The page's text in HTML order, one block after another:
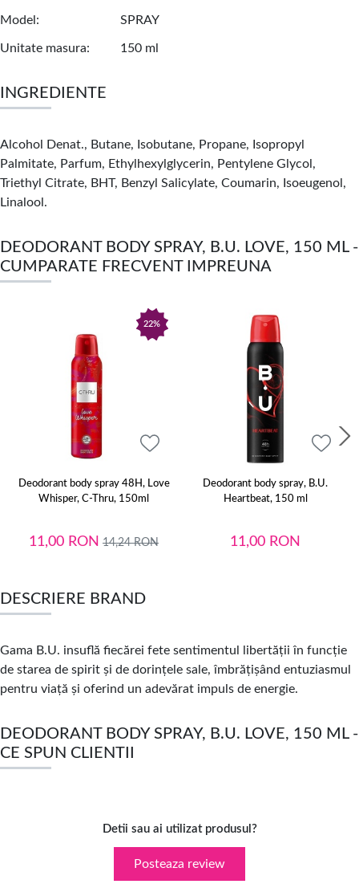
Model SPRAY
Unitate masura 150 ml
INGREDIENTE
Alcohol Denat., Butane, Isobutane, Propane, Isopropyl
Palmitate, Parfum, Ethylhexylglycerin, Pentylene Glycol,
Triethyl Citrate, BHT, Benzyl Salicylate, Coumarin, Isoeugenol,
Linalool.
DEODORANT BODY SPRAY, B.U. LOVE, 150 ML -
CUMPARATE FRECVENT IMPREUNA
22%
Deodorant body spray 48H, Love
Whisper, C-Thru, 150ml
11,00 RON 14,24RON
Deodorant body spray, B.U.
Heartbeat, 150 ml
11,00 RON
DESCRIERE BRAND
Gama B.U. insuflă fiecărei fete sentimentul libertăţii în funcţie
de starea de spirit şi de dorinţele sale, îmbrăţişând entuziasmul
pentru viaţă şi oferind un adevărat impuls de energie.
DEODORANT BODY SPRAY, B.U. LOVE, 150 ML -
CE SPUN CLIENTII
Detii sau ai utilizat produsul?
Posteaza review